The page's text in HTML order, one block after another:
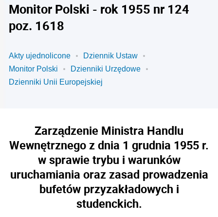
Monitor Polski - rok 1955 nr 124
poz. 1618
Akty ujednolicone
Dziennik Ustaw
Monitor Polski
Dzienniki Urzędowe
Dzienniki Unii Europejskiej
Zarządzenie Ministra Handlu
Wewnętrznego z dnia 1 grudnia 1955 r.
w sprawie trybu i warunków
uruchamiania oraz zasad prowadzenia
bufetów przyzakładowych i
studenckich.